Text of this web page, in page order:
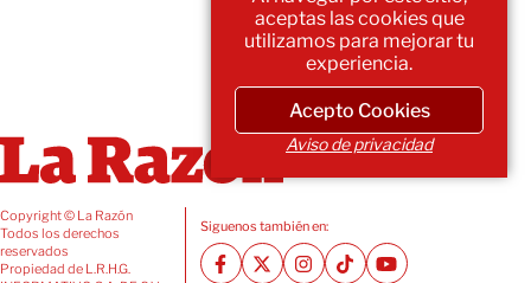
Copyright © La Razón
Todos los derechos
reservados
Propiedad de L.R.H.G.
Siguenos también en:
aceptas las cookies que
utilizamos para mejorar tu
experiencia.
Acepto Cookies
Aviso de privacidad